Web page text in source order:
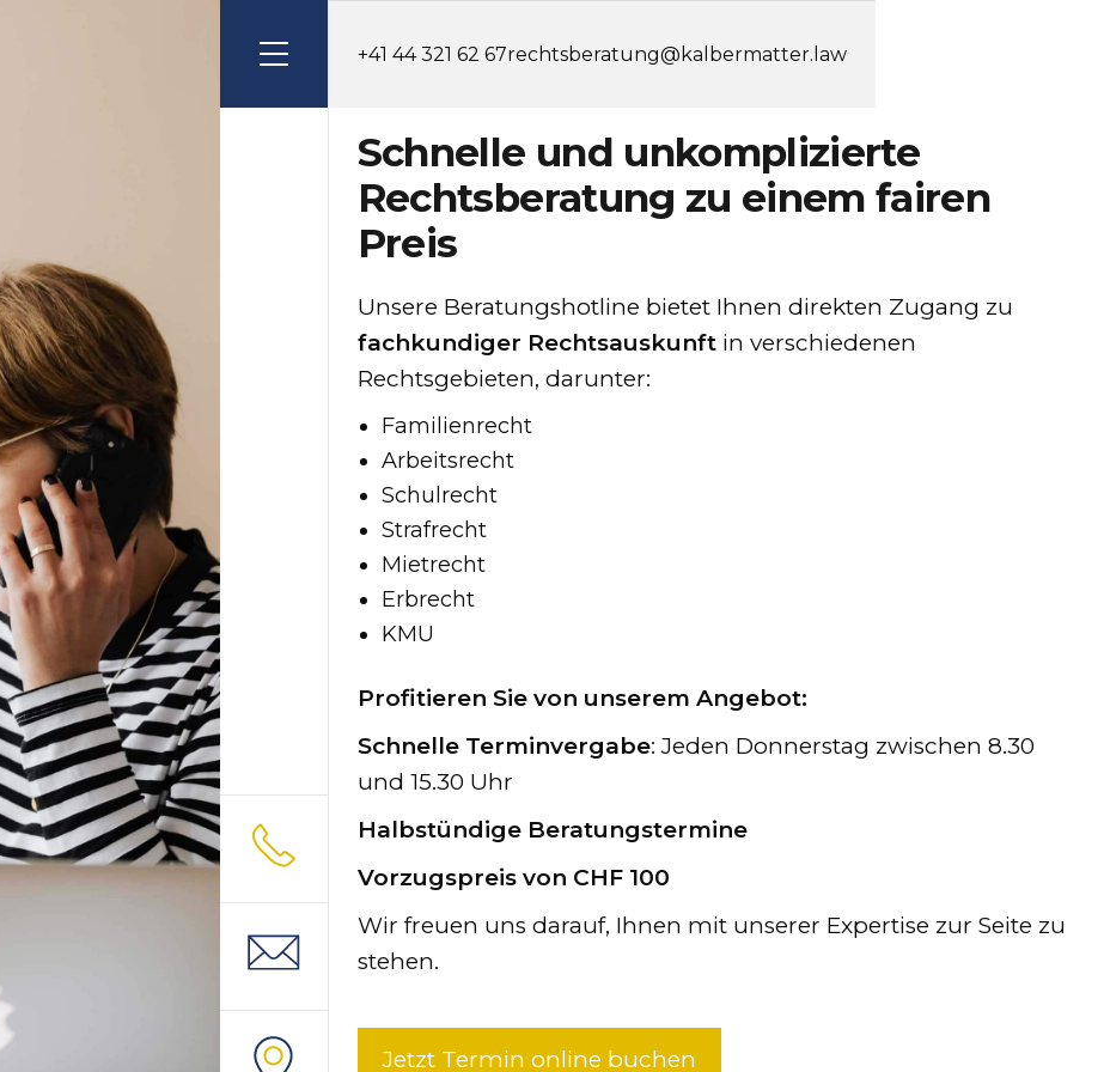
Schnelle und unkomplizierte
Rechtsberatung zu einem fairen
Preis
Unsere Beratungshotline bietet Ihnen direkten Zugang zu
fachkundiger Rechtsauskunft in verschiedenen
Rechtsgebieten, darunter:
Familienrecht
Arbeitsrecht
Schulrecht
Strafrecht
Mietrecht
Erbrecht
KMU
Profitieren Sie von unserem Angebot:
Schnelle Terminvergabe: Jeden Donnerstag zwischen 8.30
und 15.30 Uhr
Halbstündige Beratungstermine
Vorzugspreis von CHF 100
Wir freuen uns darauf, Ihnen mit unserer Expertise zur Seite zu
stehen.
Jetzt Termin online buchen
+41 44 321 62 67rechtsberatung@kalbermatter.law